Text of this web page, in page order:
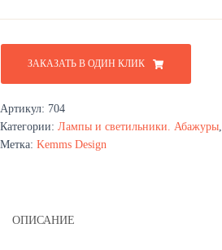
ЗАКАЗАТЬ В ОДИН КЛИК
Артикул: 704
Категории: Лампы и светильники. Абажуры,
Метка: Kemms Design
ОПИСАНИЕ